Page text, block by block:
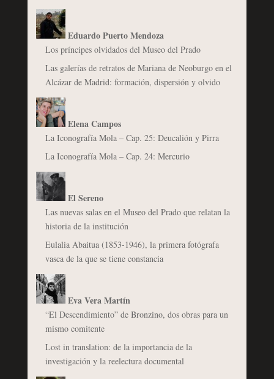
Eduardo Puerto Mendoza
Los príncipes olvidados del Museo del Prado
Las galerías de retratos de Mariana de Neoburgo en el
Alcázar de Madrid: formación, dispersión y olvido
Elena Campos
La Iconografía Mola – Cap. 25: Deucalión y Pirra
La Iconografía Mola – Cap. 24: Mercurio
El Sereno
Las nuevas salas en el Museo del Prado que relatan la
historia de la institución
Eulalia Abaitua (1853-1946), la primera fotógrafa
vasca de la que se tiene constancia
Eva Vera Martín
“El Descendimiento” de Bronzino, dos obras para un
mismo comitente
Lost in translation: de la importancia de la
investigación y la reelectura documental